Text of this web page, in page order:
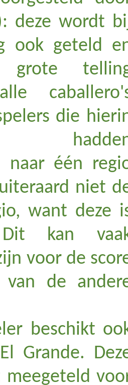
deze wordt
ook geteld
die
naar één
niet
want deze
kan
voor de
de
beschikt
Grande.